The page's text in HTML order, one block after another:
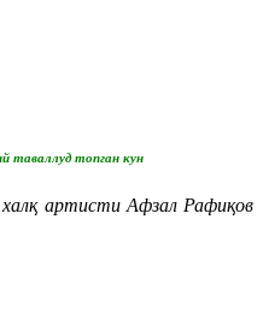
таваллуд топган кун
артисти Афзал Рафиқов